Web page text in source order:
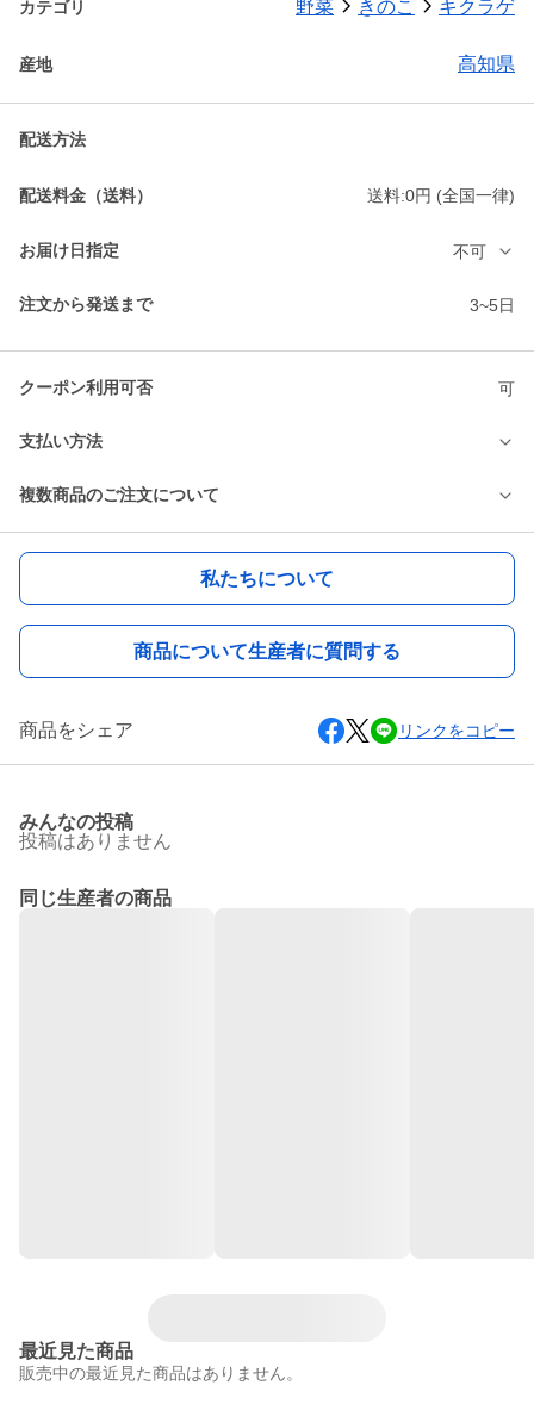
カテゴリ 野菜 きのこ キクラゲ
産地 高知県
配送方法
配送料金（送料） 送料:0円 (全国一律)
お届け日指定 不可
注文から発送まで 3~5日
クーポン利用可否 可
支払い方法
複数商品のご注文について
私たちについて
商品について生産者に質問する
商品をシェア リンクをコピー
みんなの投稿
投稿はありません
同じ生産者の商品
最近見た商品
販売中の最近見た商品はありません。